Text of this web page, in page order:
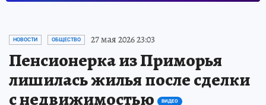
НОВОСТИ ОБЩЕСТВО 27 мая 2026 23:03
Пенсионерка из Приморья
лишилась жилья после сделки
с недвижимостью
ВИДЕО